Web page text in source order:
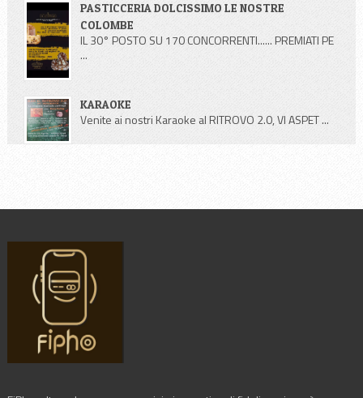
PASTICCERIA DOLCISSIMO LE NOSTRE
COLOMBE
IL 30° POSTO SU 170 CONCORRENTI...... PREMIATI PE
...
KARAOKE
Venite ai nostri Karaoke al RITROVO 2.0, VI ASPET ...